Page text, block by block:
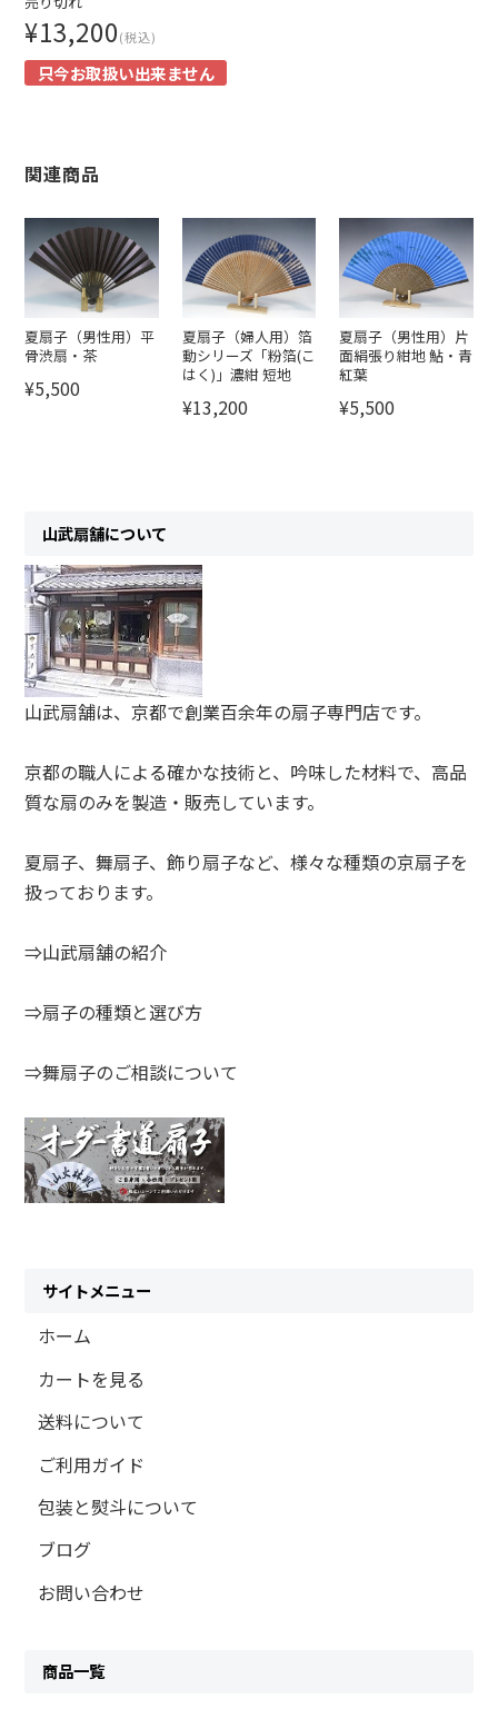
¥13,200(税込)
只今お取扱い出来ません
関連商品
夏扇子（男性用）平
骨渋扇・茶
¥5,500
夏扇子（婦人用）箔
動シリーズ「粉箔(こ
はく)」濃紺 短地
¥13,200
夏扇子（男性用）片
面絹張り紺地 鮎・青
紅葉
¥5,500
山武扇舗について
山武扇舗は、京都で創業百余年の扇子専門店です。
京都の職人による確かな技術と、吟味した材料で、高品
質な扇のみを製造・販売しています。
夏扇子、舞扇子、飾り扇子など、様々な種類の京扇子を
扱っております。
⇒山武扇舗の紹介
⇒扇子の種類と選び方
⇒舞扇子のご相談について
サイトメニュー
ホーム
カートを見る
送料について
ご利用ガイド
包装と熨斗について
ブログ
お問い合わせ
商品一覧